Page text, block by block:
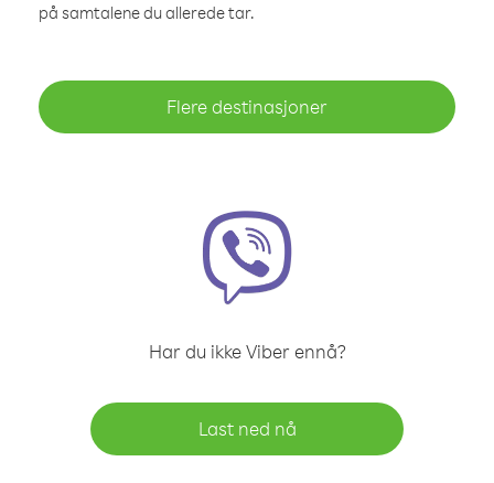
på samtalene du allerede tar.
Flere destinasjoner
Har du ikke Viber ennå?
Last ned nå